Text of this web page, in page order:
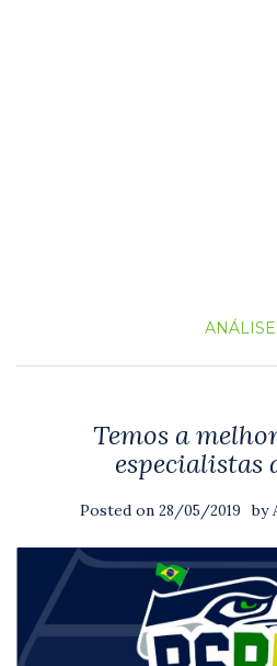
Temos a
especialistas
Posted on 28/05/2019 by